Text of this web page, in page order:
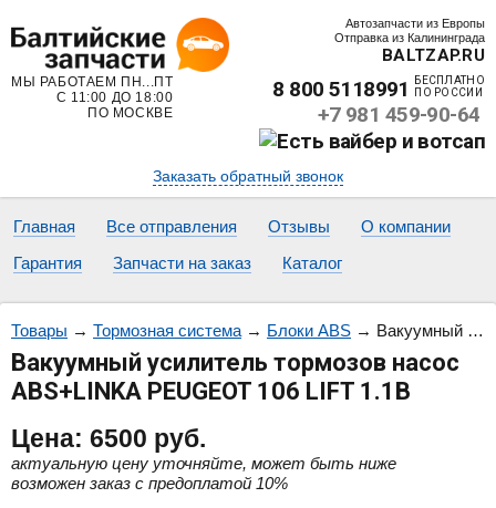
Автозапчасти из Европы
Отправка из Калининграда
BALTZAP.RU
МЫ РАБОТАЕМ ПН...ПТ
С 11:00 ДО 18:00
ПО МОСКВЕ
8 800 5118991
БЕСПЛАТНО
ПО РОССИИ
+7 981 459-90-64
Заказать обратный звонок
Главная Все отправления Отзывы
О компании
Гарантия
Запчасти на заказ Каталог
Товары → Тормозная система→ Блоки ABS → Вакуумный усилитель тормозов насос ABS+LINKA PEUGEOT 106 LIFT 1.1B
Вакуумный усилитель тормозов насос
ABS+LINKA PEUGEOT 106 LIFT 1.1B
Цена: 6500 руб.
актуальную цену уточняйте, может быть ниже
возможен заказ с предоплатой 10%